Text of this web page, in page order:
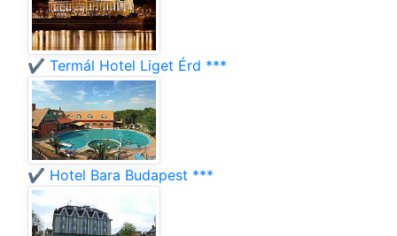
✔️ Termál Hotel Liget Érd ***
✔️ Hotel Bara Budapest ***